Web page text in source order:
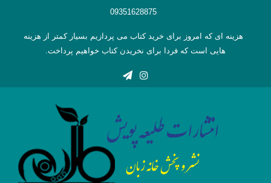
09351628875
هزینه ای که امروز برای خرید کتاب می پردازیم بسیار کمتر از هزینه
هایی است که فردا برای نخریدن کتاب خواهیم پرداخت.